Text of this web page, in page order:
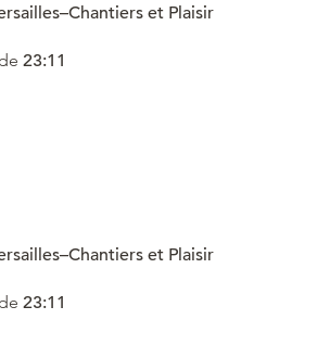
et Plaisir
23:11
et Plaisir
23:11